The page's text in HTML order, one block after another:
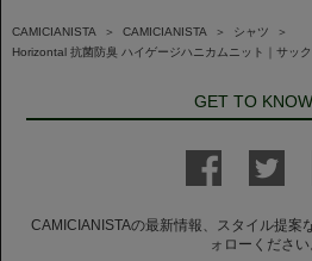
CAMICIANISTA ＞ CAMICIANISTA ＞ シャツ ＞
Horizontal 抗菌防臭 ハイゲージハニカムニット｜サック
GET TO
CAMICIANISTAの最新情報、スタイル提案
ォローください